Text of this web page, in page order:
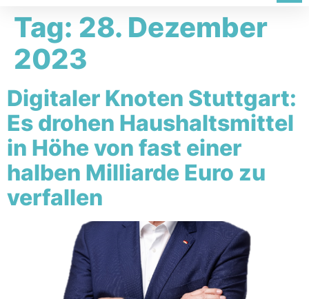
Tag: 28. Dezember
2023
Digitaler Knoten Stuttgart:
Es drohen Haushaltsmittel
in Höhe von fast einer
halben Milliarde Euro zu
verfallen